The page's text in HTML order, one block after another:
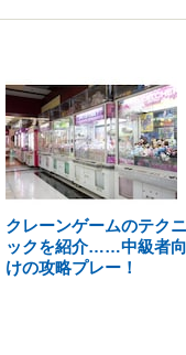
クレーンゲームのテクニ
ックを紹介……中級者向
けの攻略プレー！